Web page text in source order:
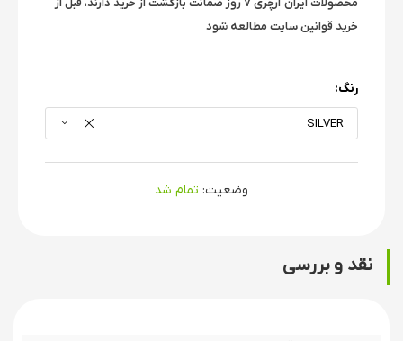
محصولات ایران آرچری 7 روز ضمانت بازگشت از خرید دارند، قبل از
خرید قوانین سایت مطالعه شود
رنگ:
SILVER
وضعیت: تمام شد
نقد و بررسی